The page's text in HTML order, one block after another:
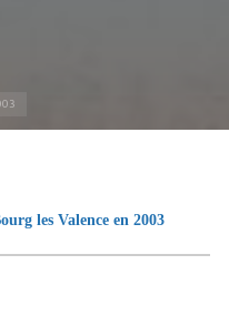
les Valence en 2003